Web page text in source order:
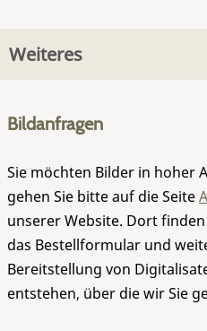
Weiteres
Bildanfragen
Sie möchten Bilder in hoher
gehen Sie bitte auf die Seite
unserer Website. Dort
das Bestellformular und
Bereitstellung von
entstehen, über die wir Sie